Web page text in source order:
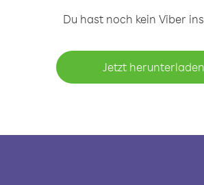
Du hast noch kein Viber
Jetzt herunterladen